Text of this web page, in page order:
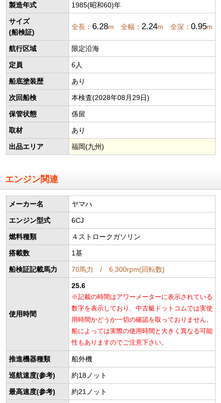
製造年式 1985(昭和60)年
サイズ
(船検証)
全長： 6.28m 全幅： 2.24m 全深： 0.95m
航行区域 限定沿海
定員 6人
船底塗装歴 あり
次回船検 本検査(2028年08月29日)
保管状態 係留
取材 あり
出品エリア 福岡(九州)
エンジン関連
メーカー名 ヤマハ
エンジン型式 6CJ
燃料種類 ４ストロークガソリン
搭載数 1基
船検証記載馬力 70馬力 / 6,300rpm(回転数)
使用時間
25.6
※記載の時間はアワーメーターに表示されている
数字を表示しており、中古艇ドットコムでは実使
用時間かどうか一切の確認を取っておりません。
船によっては実際の使用時間と大きく異なる可能
性もありますのでご注意下さい。
推進機器種類 船外機
巡航速度(参考) 約18ノット
最高速度(参考) 約21ノット